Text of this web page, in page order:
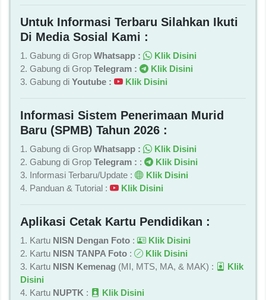
Untuk Informasi Terbaru Silahkan Ikuti
Di Media Sosial Kami :
1. Gabung di Grop Whatsapp :
Klik Disini
2. Gabung di Grop Telegram :
Klik Disini
3. Gabung di Youtube : Klik Disini
Informasi Sistem Penerimaan Murid
Baru (SPMB) Tahun 2026 :
1. Gabung di Grop Whatsapp :
Klik Disini
2. Gabung di Grop Telegram : :
Klik Disini
3. Informasi Terbaru/Update :
Klik Disini
4. Panduan & Tutorial :
Klik Disini
Aplikasi Cetak Kartu Pendidikan :
1. Kartu NISN Dengan Foto :
Klik Disini
2. Kartu NISN TANPA Foto :
Klik Disini
3. Kartu NISN Kemenag (MI, MTS, MA, & MAK) :
Klik
Disini
4. Kartu NUPTK :
Klik Disini